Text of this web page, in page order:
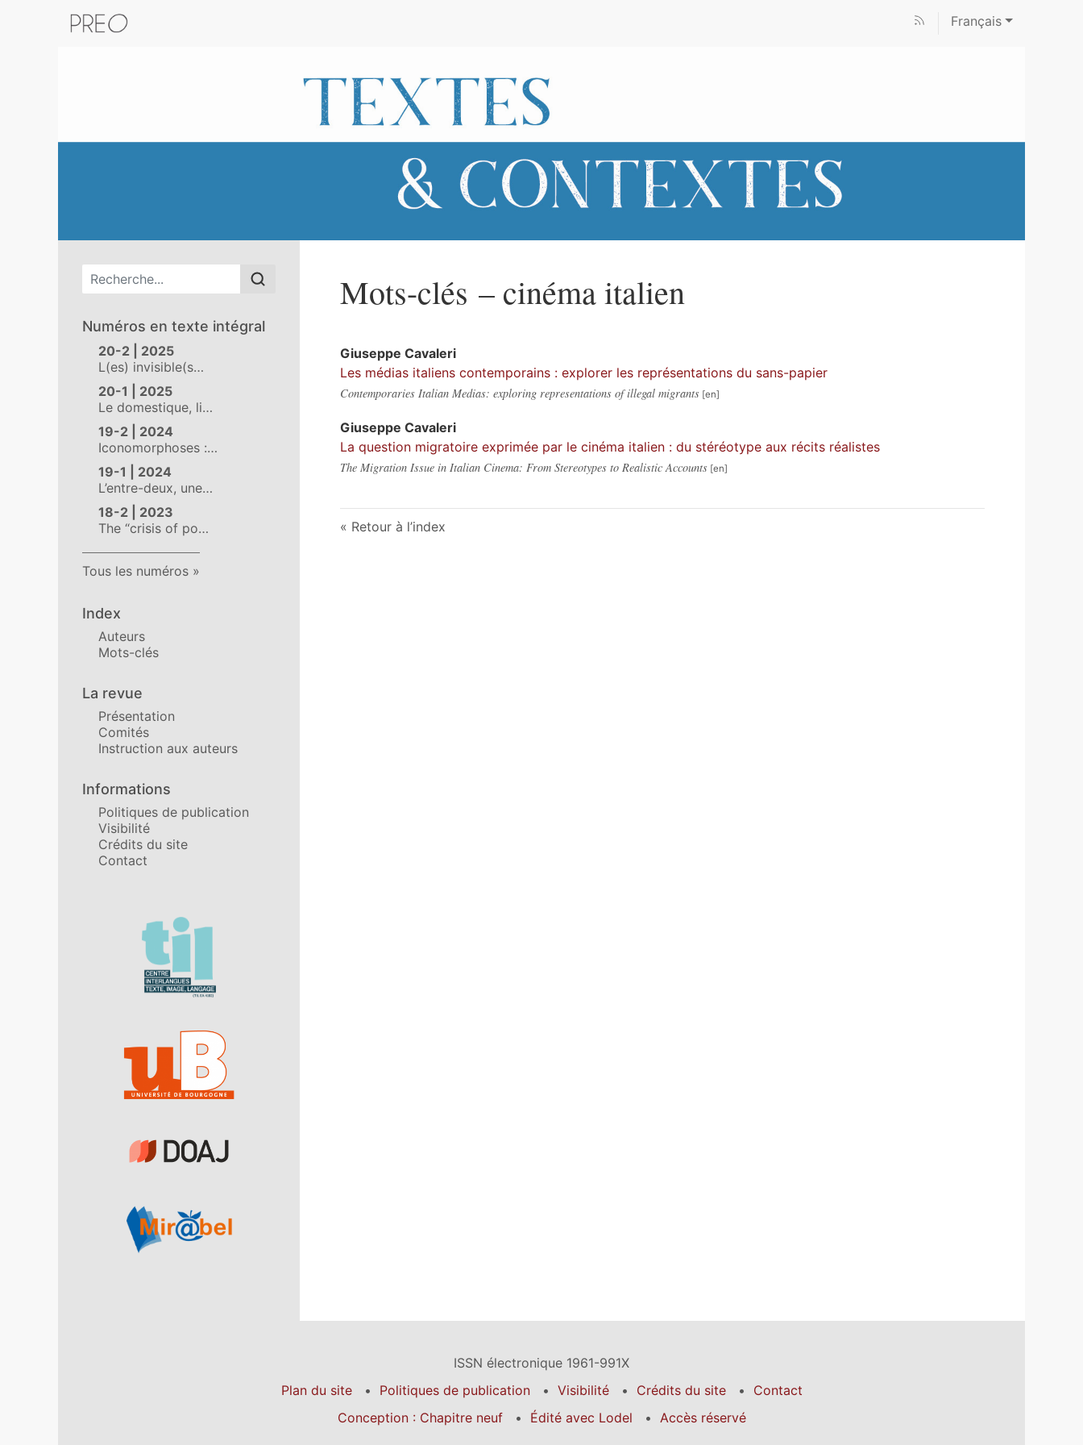
Français
Menu principal
Numéros en texte intégral
20-2 | 2025
L(es) invisible(s…
20-1 | 2025
Le domestique, li…
19-2 | 2024
Iconomorphoses :…
19-1 | 2024
L’entre-deux, une…
18-2 | 2023
The “crisis of po…
Tous les numéros
Index
Auteurs
Mots-clés
La revue
Présentation
Comités
Instruction aux auteurs
Informations
Politiques de publication
Visibilité
Crédits du site
Contact
Affiliations/partenaires
Mots-clés – cinéma italien
Giuseppe Cavaleri
Les médias italiens contemporains : explorer les représentations du sans-papier
Contemporaries Italian Medias: exploring representations of illegal migrants
Giuseppe Cavaleri
La question migratoire exprimée par le cinéma italien : du stéréotype aux récits réalistes
The Migration Issue in Italian Cinema: From Stereotypes to Realistic Accounts
Retour à l’index
ISSN électronique 1961-991X
Plan du site
Politiques de publication Visibilité Crédits du site
Contact
Conception : Chapitre neuf
Édité avec Lodel Accès réservé